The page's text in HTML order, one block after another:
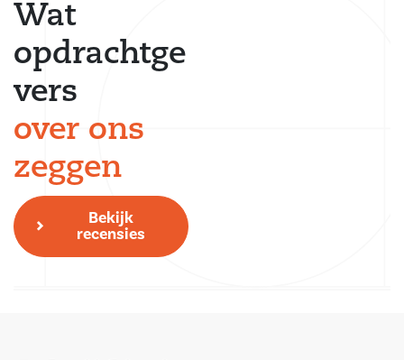
Wat
opdrachtge
vers
over ons
zeggen
Bekijk
recensies